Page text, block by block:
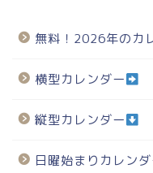
無料！2026年のカ
横型カレンダー
縦型カレンダー
日曜始まりカレンダ